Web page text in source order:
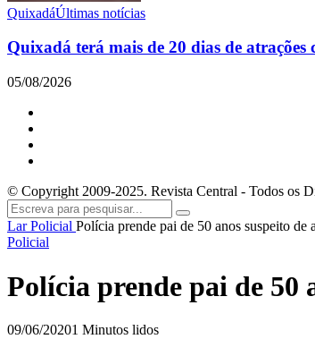
QuixadáÚltimas notícias
Quixadá terá mais de 20 dias de
05/08/2026
© Copyright 2009-2025. Revista Central - Todos os
LarPolicial Polícia prende pai de 50 anos suspeito
Policial
Polícia prende pai de 50
09/06/20201 Minutos lidos